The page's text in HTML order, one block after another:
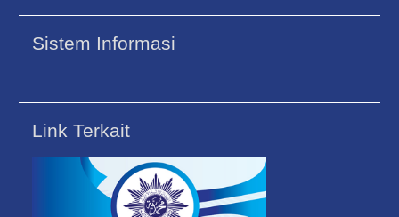
Sistem Informasi
Link Terkait